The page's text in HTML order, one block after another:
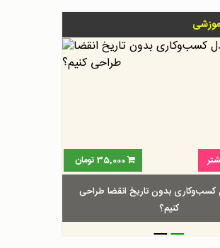
35,000تومان
بدون تاریخ انقضا طراحی
کنیم؟
__